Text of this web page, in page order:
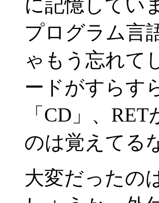
に記憶してい
プログラム言
ゃもう忘れて
ードがすらす
「CD」、
のは覚えてる
大変だったの